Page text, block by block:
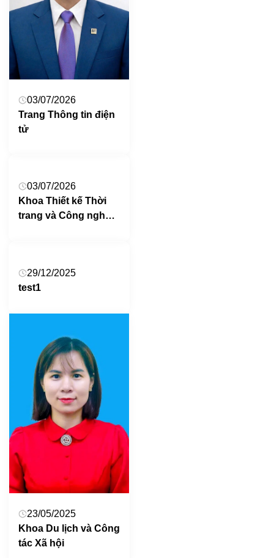
03/07/2026
Trang Thông tin điện
tử
03/07/2026
Khoa Thiết kế Thời
trang và Công nghệ
29/12/2025
test1
23/05/2025
Khoa Du lịch và Công
tác Xã hội